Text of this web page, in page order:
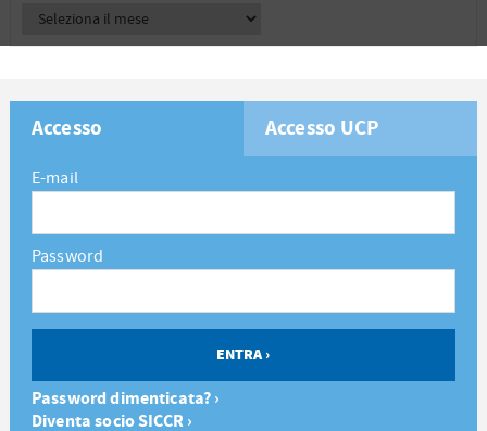
Accesso Accesso UCP
E-mail
Password
Password dimenticata? ›
Diventa socio SICCR ›